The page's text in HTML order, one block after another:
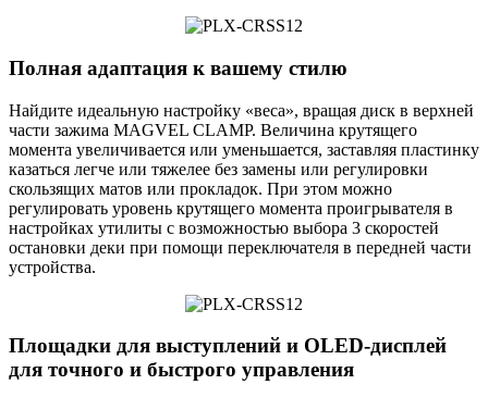
Полная адаптация к вашему стилю
Найдите идеальную настройку «веса», вращая диск в верхней
части зажима MAGVEL CLAMP. Величина крутящего
момента увеличивается или уменьшается, заставляя пластинку
казаться легче или тяжелее без замены или регулировки
скользящих матов или прокладок. При этом можно
регулировать уровень крутящего момента проигрывателя в
настройках утилиты с возможностью выбора 3 скоростей
остановки деки при помощи переключателя в передней части
устройства.
Площадки для выступлений и OLED-дисплей
для точного и быстрого управления